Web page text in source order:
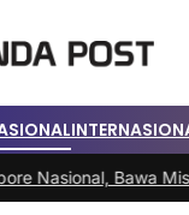
Misi Daerah|Wali